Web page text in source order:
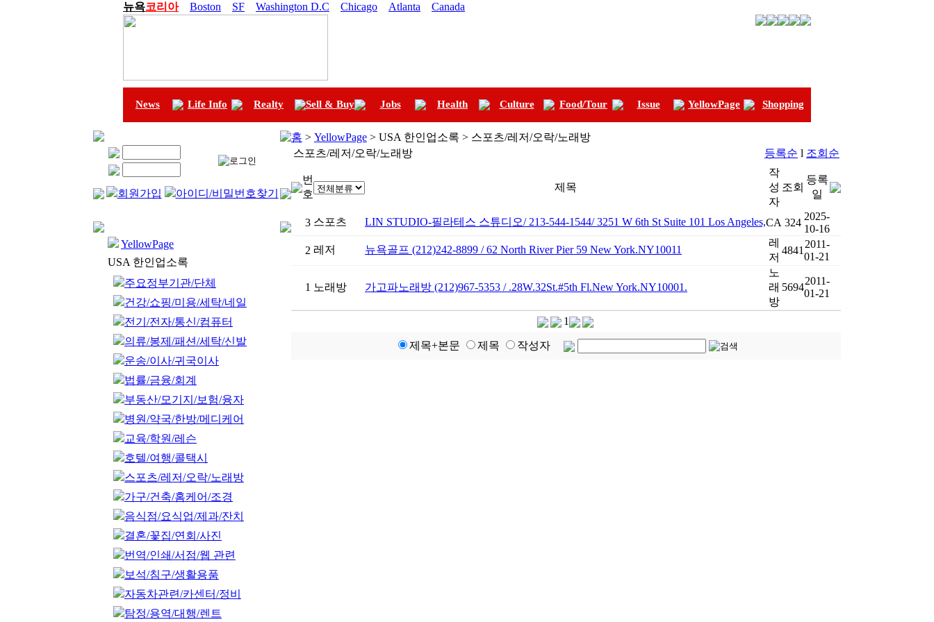
뉴욕코리아 Boston SF Washington D.C Chicago Atlanta Canada
News Life Info Realty Sell & Buy Jobs Health Culture Food/Tour Issue YellowPage Shopping
회원가입 아이디/비밀번호찾기
YellowPage
USA 한인업소록
주요정부기관/단체
건강/쇼핑/미용/세탁/네일
전기/전자/통신/컴퓨터
의류/봉제/패션/세탁/신발
운송/이사/귀국이사
법률/금융/회계
부동산/모기지/보험/융자
병원/약국/한방/메디케어
교육/학원/레슨
호텔/여행/콜택시
스포츠/레저/오락/노래방
가구/건축/홈케어/조경
음식점/요식업/제과/잔치
결혼/꽃집/연회/사진
번역/인쇄/서점/웹 관련
보석/침구/생활용품
자동차관련/카센터/정비
탐정/용역/대행/렌트
홈 > YellowPage > USA 한인업소록 > 스포츠/레저/오락/노래방
스포츠/레저/오락/노래방
등록순 l 조회순
번
호
제목
작
성
자
조회
등록
일
3 스포츠 LIN STUDIO-필라테스 스튜디오/ 213-544-1544/ 3251 W 6th St Suite 101 Los Angeles,CA 324
2025-
10-16
2 레저 뉴욕골프 (212)242-8899 / 62 North River Pier 59 New York.NY10011
레
저
4841
2011-
01-21
1 노래방 가고파노래방 (212)967-5353 / .28W.32St.#5th Fl.New York.NY10001.
노
래
방
5694
2011-
01-21
1
제목+본문 제목 작성자